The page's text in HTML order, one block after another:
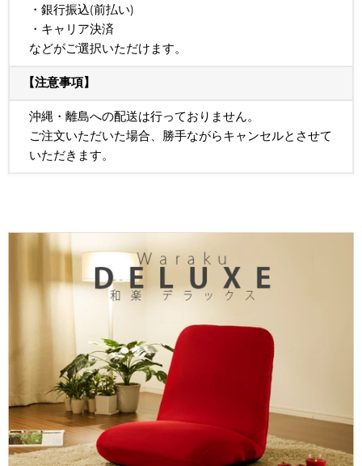
・銀行振込(前払い)
・キャリア決済
などがご選択いただけます。
【注意事項】
沖縄・離島への配送は行っておりません。
ご注文いただいた場合、勝手ながらキャンセルとさせて
いただきます。